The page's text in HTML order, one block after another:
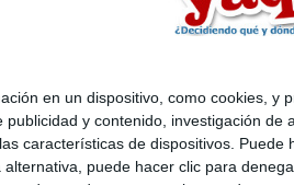
en un dispositivo, como cookies,
y contenido, investigación de
características de dispositivos.
puede hacer clic para
Quiénes somos |
legal|Politica de privacidad|